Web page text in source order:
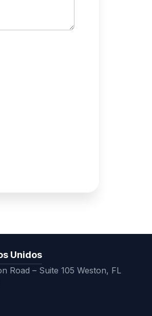
Unidos
Road – Suite 105 Weston, FL